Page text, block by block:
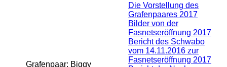
Grafenpaar: Biggy
Die Vorstellung des
Grafenpaares 2017
Bilder von der
Fasnetseröffnung 2017
Bericht des Schwabo
vom 14.11.2016 zur
Fasnetseröffnung 2017